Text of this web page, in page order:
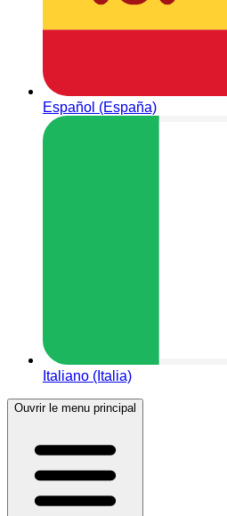
Español (España)
Italiano (Italia)
Ouvrir le menu principal